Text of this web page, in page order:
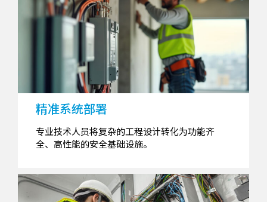
精准系统部署
专业技术人员将复杂的工程设计转化为功能齐
全、高性能的安全基础设施。